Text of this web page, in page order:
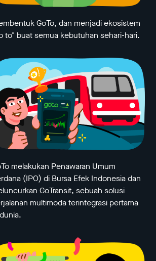
GoTo, dan menjadi ekosistem
to" buat semua kebutuhan sehari-hari.
melakukan Penawaran Umum
(IPO) di Bursa Efek Indonesia dan
GoTransit, sebuah solusi
multimoda terintegrasi pertama